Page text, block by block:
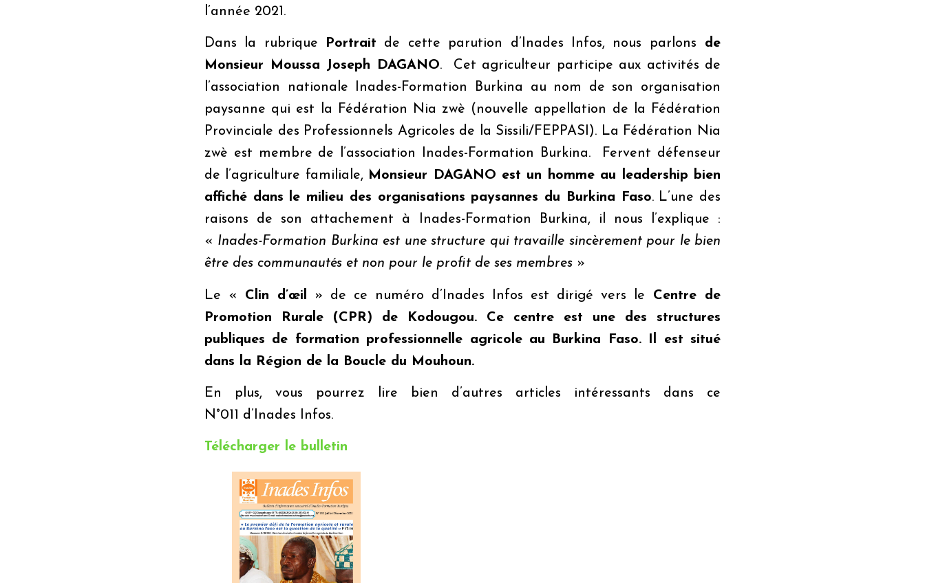
l’année 2021.
Dans la rubrique Portrait de cette parution d’ Inades Infos, nous parlons de
Monsieur
Moussa Joseph DAGANO. Cet agriculteur participe aux activités de
l’association nationale Inades-Formation Burkina au nom de son organisation
paysanne qui est la Fédération Nia zwè (nouvelle appellation de la Fédération
Provinciale des Professionnels Agricoles de la Sissili/FEPPASI). La Fédération Nia
zwè est membre de l’association
Inades-Formation Burkina. Fervent défenseur
de l’agriculture familiale, Monsieur DAGANO est un homme au leadership bien
affiché dans le milieu des organisations paysannes du Burkina Faso. L’une des
raisons de son attachement à
Inades-Formation Burkina, il nous l’explique :
« Inades-Formation Burkina est une structure qui travaille sincèrement pour le bien
être des communautés et non pour le profit de ses membres »
Le « Clin d’œil » de ce numéro d’ Inades Infos est dirigé vers le Centre de
Promotion Rurale (CPR) de Kodougou. Ce centre est une des structures
publiques de formation professionnelle agricole au Burkina Faso. Il est situé
dans la Région de la Boucle du Mouhoun.
En plus, vous pourrez lire bien d’autres articles intéressants dans ce
N°011 d’ Inades Infos.
Télécharger le bulletin